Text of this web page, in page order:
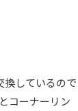
換しているので
コーナーリン